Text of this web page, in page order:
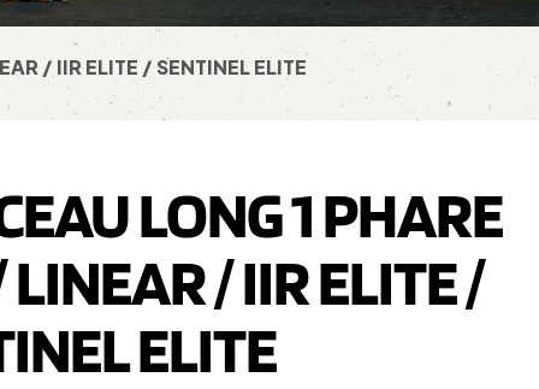
/ IIR ELITE / SENTINEL ELITE
LONG 1 PHARE
LINEAR / IIR ELITE /
ELITE